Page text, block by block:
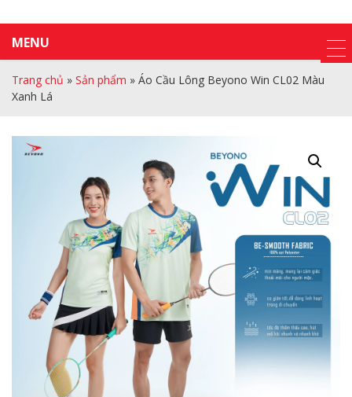
MENU
Trang chủ » Sản phẩm » Áo Cầu Lông Beyono Win CL02 Màu
Xanh Lá